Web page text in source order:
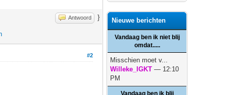
Antwoord }
#2
Nieuwe berichten
Vandaag ben ik niet blij
omdat.....
Misschien moet v...
Willeke_IGKT — 12:10
PM
Vandaag ben ik blij